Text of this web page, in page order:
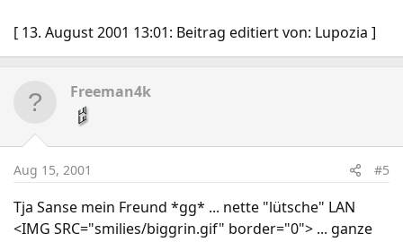
[ 13. August 2001 13:01: Beitrag editiert von: Lupozia ]
Freeman4k
Aug 15, 2001 #5
Tja Sanse mein Freund *gg* ... nette "lütsche" LAN
<IMG SRC="smilies/biggrin.gif" border="0"> ... ganze